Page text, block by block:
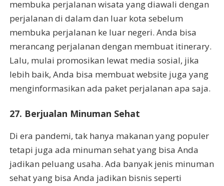
membuka perjalanan wisata yang diawali dengan
perjalanan di dalam dan luar kota sebelum
membuka perjalanan ke luar negeri. Anda bisa
merancang perjalanan dengan membuat itinerary.
Lalu, mulai promosikan lewat media sosial, jika
lebih baik, Anda bisa membuat website juga yang
menginformasikan ada paket perjalanan apa saja.
27. Berjualan Minuman Sehat
Di era pandemi, tak hanya makanan yang populer
tetapi juga ada minuman sehat yang bisa Anda
jadikan peluang usaha. Ada banyak jenis minuman
sehat yang bisa Anda jadikan bisnis seperti